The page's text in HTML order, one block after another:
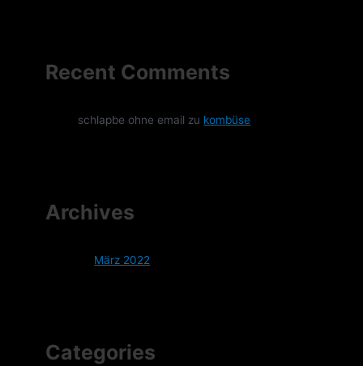
Recent Comments
schlapbe ohne email zu kombüse
Archives
März 2022
Categories